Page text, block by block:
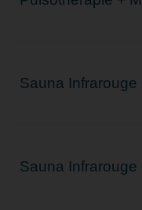
Sauna Infrarouge
Sauna